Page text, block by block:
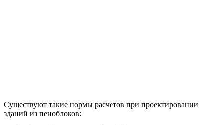
Существуют такие нормы расчетов при проектировании
зданий из пеноблоков: